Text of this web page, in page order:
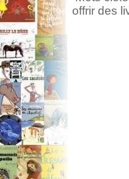
offrir des